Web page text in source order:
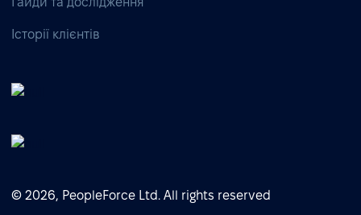
Історії клієнтів
© 2026, PeopleForce Ltd. All rights reserved